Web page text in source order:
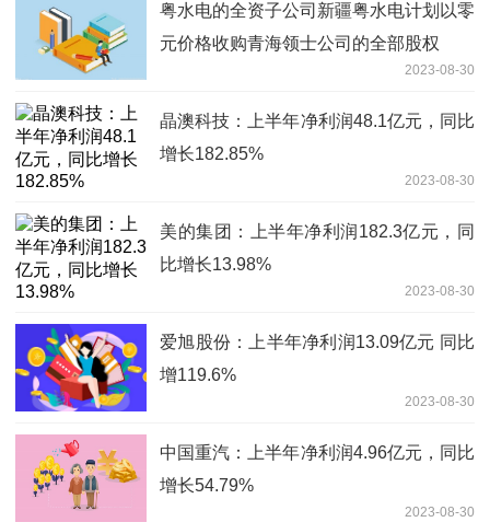
粤水电的全资子公司新疆粤水电计划以零
元价格收购青海领士公司的全部股权
2023-08-30
晶澳科技：上半年净利润48.1亿元，同比
增长182.85%
2023-08-30
美的集团：上半年净利润182.3亿元，同
比增长13.98%
2023-08-30
爱旭股份：上半年净利润13.09亿元 同比
增119.6%
2023-08-30
中国重汽：上半年净利润4.96亿元，同比
增长54.79%
2023-08-30